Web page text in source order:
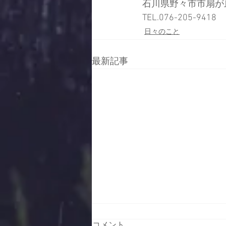
石川県野々市市扇
TEL.076-205-9418
日々のこと
最新記事